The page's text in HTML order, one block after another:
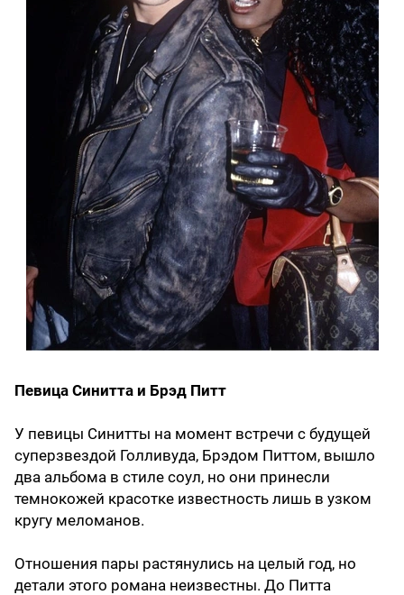
Певица Синитта и Брэд Питт
У певицы Синитты на момент встречи с будущей
суперзвездой Голливуда, Брэдом Питтом, вышло
два альбома в стиле соул, но они принесли
темнокожей красотке известность лишь в узком
кругу меломанов.
Отношения пары растянулись на целый год, но
детали этого романа неизвестны. До Питта